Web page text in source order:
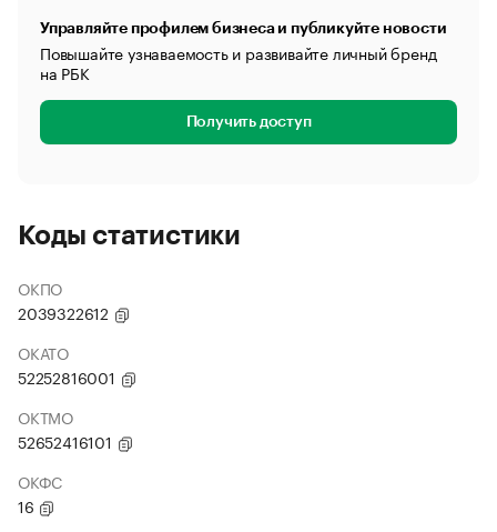
Управляйте профилем бизнеса и публикуйте новости
Повышайте узнаваемость и развивайте личный бренд
на РБК
Получить доступ
Коды статистики
ОКПО
2039322612
ОКАТО
52252816001
ОКТМО
52652416101
ОКФС
16